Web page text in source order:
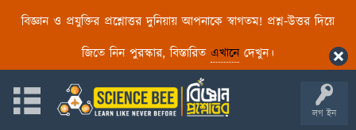
বিজ্ঞান ও প্রযুক্তির প্রশ্নোত্তর দুনিয়ায় আপনাকে স্বাগতম! প্রশ্ন-উত্তর দিয়ে
জিতে নিন পুরস্কার, বিস্তারিত এখানেদেখুন।
লগ ইন